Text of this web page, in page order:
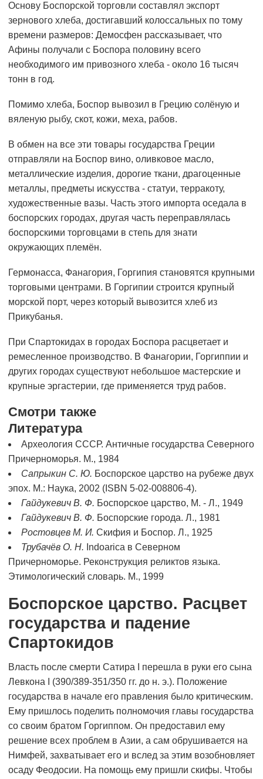
Основу Боспорской торговли составлял экспорт
зернового хлеба, достигавший колоссальных по тому
времени размеров: Демосфен рассказывает, что
Афины получали с Боспора половину всего
необходимого им привозного хлеба - около 16 тысяч
тонн в год.
Помимо хлеба, Боспор вывозил в Грецию солёную и
вяленую рыбу, скот, кожи, меха, рабов.
В обмен на все эти товары государства Греции
отправляли на Боспор вино, оливковое масло,
металлические изделия, дорогие ткани, драгоценные
металлы, предметы искусства - статуи, терракоту,
художественные вазы. Часть этого импорта оседала в
боспорских городах, другая часть переправлялась
боспорскими торговцами в степь для знати
окружающих племён.
Гермонасса, Фанагория, Горгипия становятся крупными
торговыми центрами. В Горгипии строится крупный
морской порт, через который вывозится хлеб из
Прикубанья.
При Спартокидах в городах Боспора расцветает и
ремесленное производство. В Фанагории, Горгиппии и
других городах существуют небольшое мастерские и
крупные эргастерии, где применяется труд рабов.
Смотри также
Литература
Археология СССР. Античные государства Северного
Причерноморья. М., 1984
Сапрыкин С. Ю. Боспорское царство на рубеже двух
эпох. М.: Наука, 2002 (ISBN 5-02-008806-4).
Гайдукевич В. Ф. Боспорское царство, М. - Л., 1949
Гайдукевич В. Ф. Боспорские города. Л., 1981
Ростовцев М. И. Скифия и Боспор. Л., 1925
Трубачёв О. Н. Indoarica в Северном
Причерноморье. Реконструкция реликтов языка.
Этимологический словарь. М., 1999
Боспорское царство. Расцвет
государства и падение
Спартокидов
Власть после смерти Сатира I перешла в руки его сына
Левкона I (390/389-351/350 гг. до н. э.). Положение
государства в начале его правления было критическим.
Ему пришлось поделить полномочия главы государства
со своим братом Горгиппом. Он предоставил ему
решение всех проблем в Азии, а сам обрушивается на
Нимфей, захватывает его и вслед за этим возобновляет
осаду Феодосии. На помощь ему пришли скифы. Чтобы